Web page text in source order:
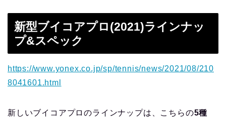
新型ブイコアプロ(2021)ラインナッ
プ&スペック
https://www.yonex.co.jp/sp/tennis/news/2021/08/210
8041601.html
新しいブイコアプロのラインナップは、こちらの5種